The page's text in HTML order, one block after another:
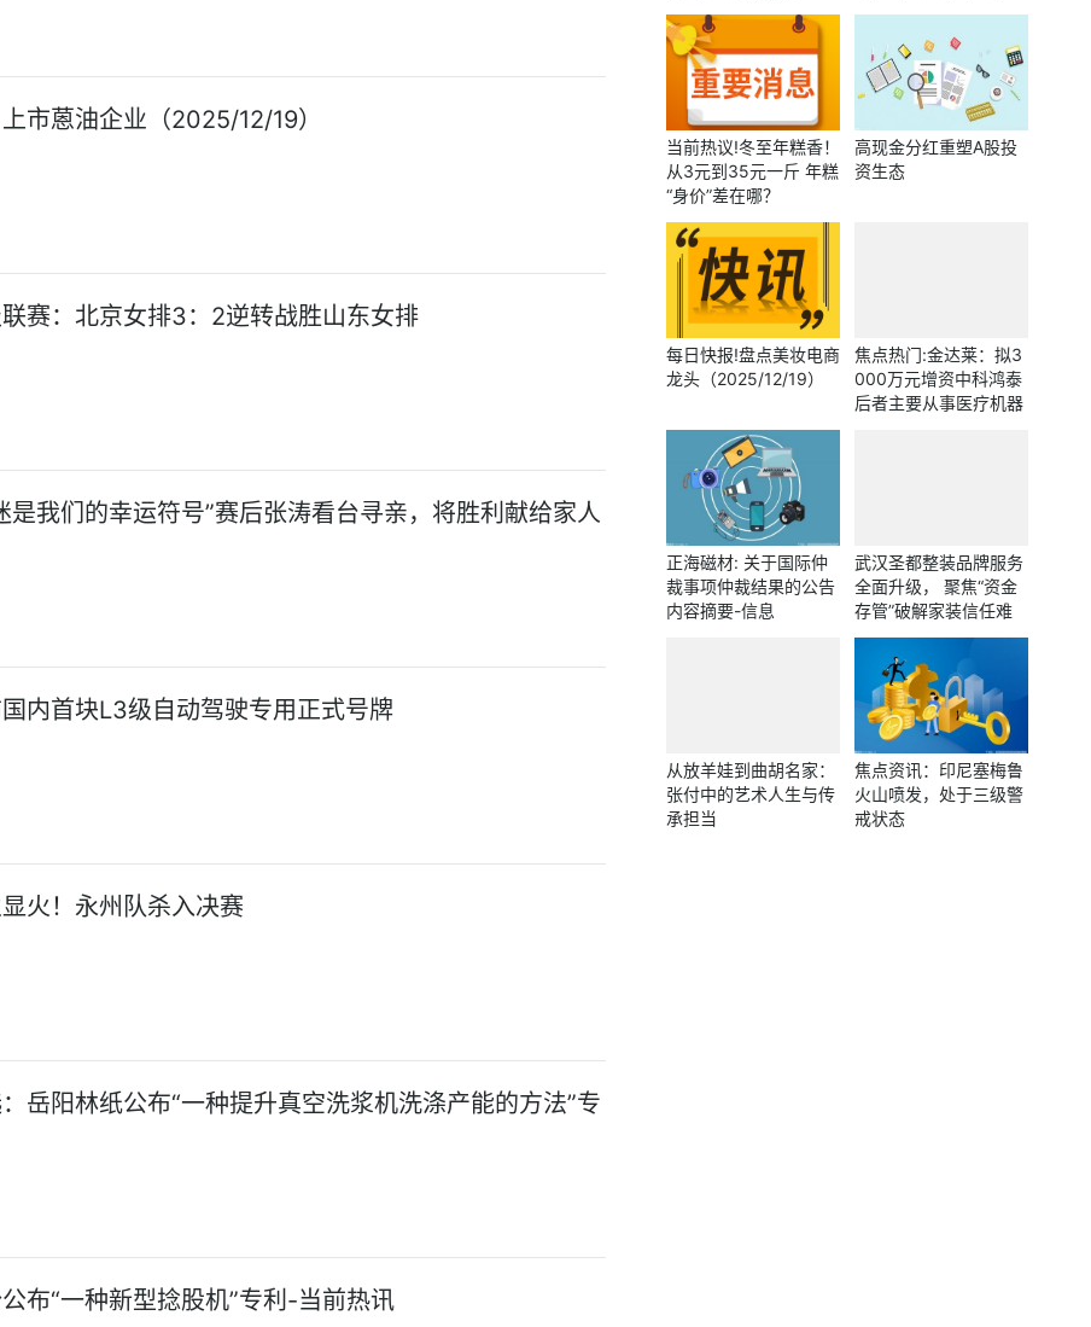
市蒽油企业（2025/12/19）
赛：北京女排3：2逆转战胜山东女排
是我们的幸运符号”赛后张涛看台寻亲，将胜利献给家人
内首块L3级自动驾驶专用正式号牌
火！永州队杀入决赛
岳阳林纸公布“一种提升真空洗浆机洗涤产能的方法”专
布“一种新型捻股机”专利-当前热讯
当前热议!冬至年糕香！
从3元到35元一斤 年糕
“身价”差在哪？
高现金分红重塑A股投
资生态
每日快报!盘点美妆电商
龙头（2025/12/19）
焦点热门:金达莱：拟3
000万元增资中科鸿泰
后者主要从事医疗机器
正海磁材: 关于国际仲
裁事项仲裁结果的公告
内容摘要-信息
武汉圣都整装品牌服务
全面升级， 聚焦“资金
存管”破解家装信任难
题
从放羊娃到曲胡名家：
张付中的艺术人生与传
承担当
焦点资讯：印尼塞梅鲁
火山喷发，处于三级警
戒状态